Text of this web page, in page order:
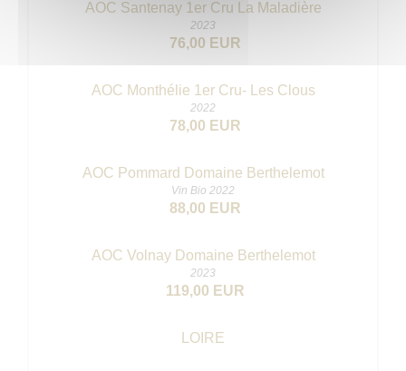
AOC Santenay 1er Cru La Maladière
2023
76,00 EUR
AOC Monthélie 1er Cru- Les Clous
2022
78,00 EUR
AOC Pommard Domaine Berthelemot
Vin Bio 2022
88,00 EUR
AOC Volnay Domaine Berthelemot
2023
119,00 EUR
LOIRE